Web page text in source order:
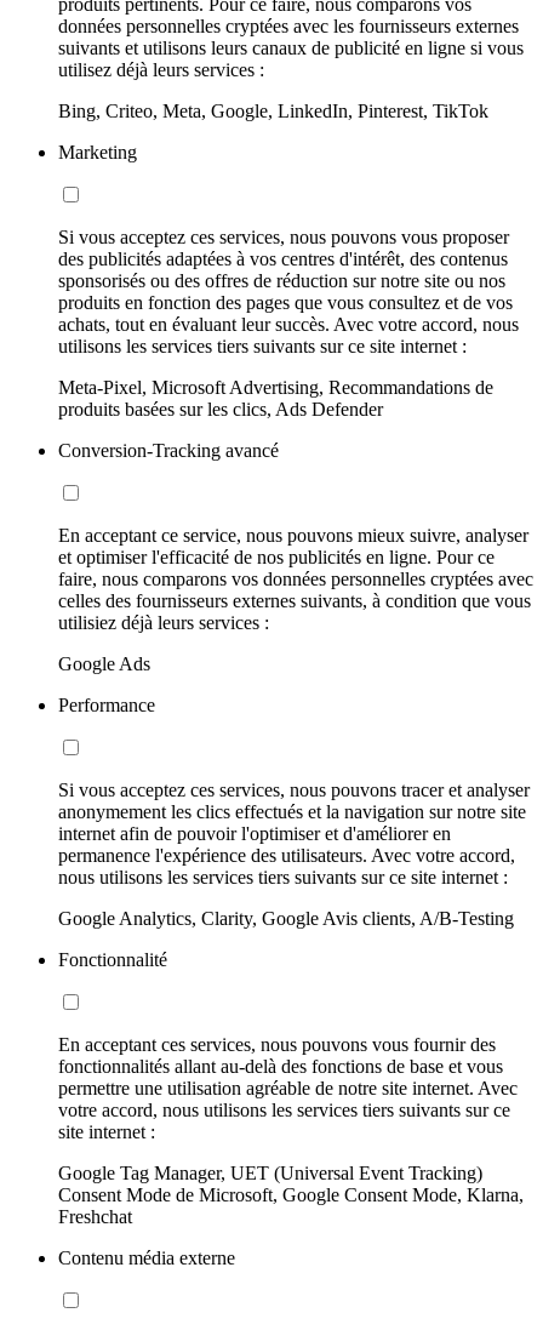
données personnelles cryptées avec les fournisseurs externes
suivants et utilisons leurs canaux de publicité en ligne si vous
utilisez déjà leurs services :
Bing, Criteo, Meta, Google, LinkedIn, Pinterest, TikTok
Marketing
Si vous acceptez ces services, nous pouvons vous proposer
des publicités adaptées à vos centres d'intérêt, des contenus
sponsorisés ou des offres de réduction sur notre site ou nos
produits en fonction des pages que vous consultez et de vos
achats, tout en évaluant leur succès. Avec votre accord, nous
utilisons les services tiers suivants sur ce site internet :
Meta-Pixel, Microsoft Advertising, Recommandations de
produits basées sur les clics, Ads Defender
Conversion-Tracking avancé
En acceptant ce service, nous pouvons mieux suivre, analyser
et optimiser l'efficacité de nos publicités en ligne. Pour ce
faire, nous comparons vos données personnelles cryptées avec
celles des fournisseurs externes suivants, à condition que vous
utilisiez déjà leurs services :
Google Ads
Performance
Si vous acceptez ces services, nous pouvons tracer et analyser
anonymement les clics effectués et la navigation sur notre site
internet afin de pouvoir l'optimiser et d'améliorer en
permanence l'expérience des utilisateurs. Avec votre accord,
nous utilisons les services tiers suivants sur ce site internet :
Google Analytics, Clarity, Google Avis clients, A/B-Testing
Fonctionnalité
En acceptant ces services, nous pouvons vous fournir des
fonctionnalités allant au-delà des fonctions de base et vous
permettre une utilisation agréable de notre site internet. Avec
votre accord, nous utilisons les services tiers suivants sur ce
site internet :
Google Tag Manager, UET (Universal Event Tracking)
Consent Mode de Microsoft, Google Consent Mode, Klarna,
Freshchat
Contenu média externe